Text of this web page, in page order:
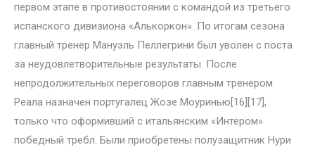
первом этапе в противостоянии с командой из третьего
испанского дивизиона «Алькоркон». По итогам сезона
главный тренер Мануэль Пеллегрини был уволен с поста
за неудовлетворительные результаты. После
непродолжительных переговоров главным тренером
Реала назначен португалец Жозе Моуринью[16][17],
только что оформивший с итальянским «Интером»
победный требл. Были приобретены полузащитник Нури